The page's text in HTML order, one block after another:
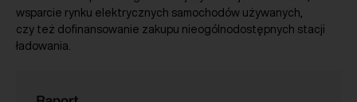
wsparcie rynku elektrycznych samochodów używanych,
czy też dofinansowanie zakupu nieogólnodostępnych stacji
ładowania.